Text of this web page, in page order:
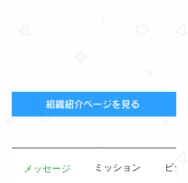
組織紹介ページを見る
メッセージ ミッション ビジ